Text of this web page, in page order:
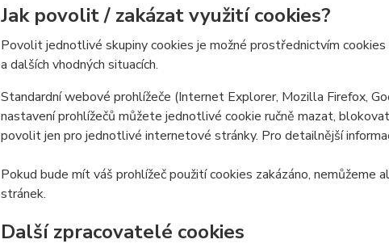
Jak povolit / zakázat využití cookies?
Povolit jednotlivé skupiny cookies je možné prostřednictvím
a dalších vhodných situacích.
Standardní webové prohlížeče (Internet Explorer, Mozilla Firefox,
nastavení prohlížečů můžete jednotlivé cookie ručně mazat,
povolit jen pro jednotlivé internetové stránky. Pro detailnější
Pokud bude mít váš prohlížeč použití cookies zakázáno, nemůžeme
stránek.
Další zpracovatelé cookies